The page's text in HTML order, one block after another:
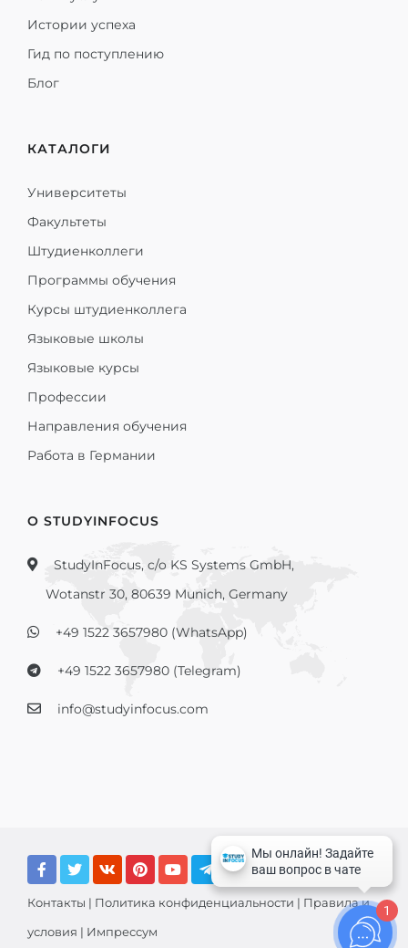
Истории успеха
Гид по поступлению
Блог
КАТАЛОГИ
Университеты
Факультеты
Штудиенколлеги
Программы обучения
Курсы штудиенколлега
Языковые школы
Языковые курсы
Профессии
Направления обучения
Работа в Германии
О STUDYINFOCUS
StudyInFocus, c/o KS Systems GmbH,
Wotanstr 30, 80639 Munich, Germany
+49 1522 3657980 (WhatsApp)
+49 1522 3657980 (Telegram)
info@studyinfocus.com
Контакты | Политика конфиденциальности | Правила и
условия | Импрессум
1